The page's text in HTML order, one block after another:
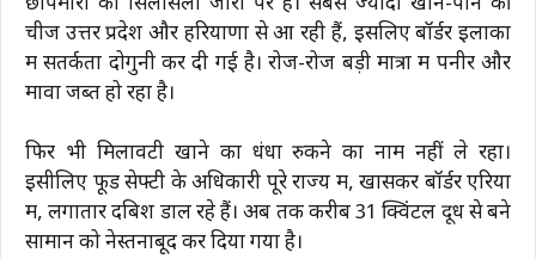
चीजें उत्तर प्रदेश और हरियाणा से आ रही हैं, इसलिए बॉर्डर इलाकों
में सतर्कता दोगुनी कर दी गई है। रोज-रोज बड़ी मात्रा में पनीर और
मावा जब्त हो रहा है।
फिर भी मिलावटी खाने का धंधा रुकने का नाम नहीं ले रहा।
इसीलिए फूड सेफ्टी के अधिकारी पूरे राज्य में, खासकर बॉर्डर एरिया
में, लगातार दबिश डाल रहे हैं। अब तक करीब 31 क्विंटल दूध से बने
सामान को नेस्तनाबूद कर दिया गया है।